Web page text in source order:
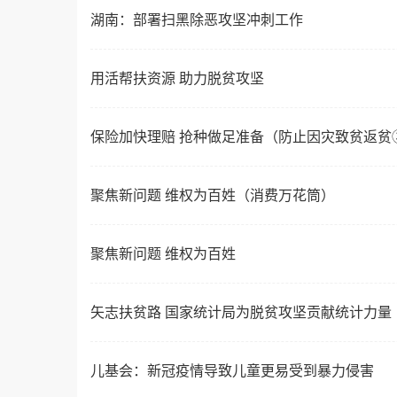
湖南：部署扫黑除恶攻坚冲刺工作
用活帮扶资源 助力脱贫攻坚
保险加快理赔 抢种做足准备（防止因灾致贫返
聚焦新问题 维权为百姓（消费万花筒）
聚焦新问题 维权为百姓
矢志扶贫路 国家统计局为脱贫攻坚贡献统计力量
儿基会：新冠疫情导致儿童更易受到暴力侵害